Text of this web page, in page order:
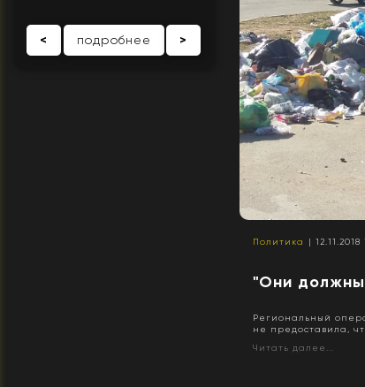
< подробнее >
Политика | 12.11.2018
"Они должны
Региональный
не предоставила,
Читать далее...